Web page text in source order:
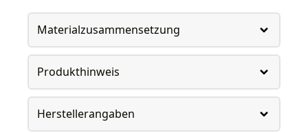
Materialzusammensetzung
Produkthinweis
Herstellerangaben